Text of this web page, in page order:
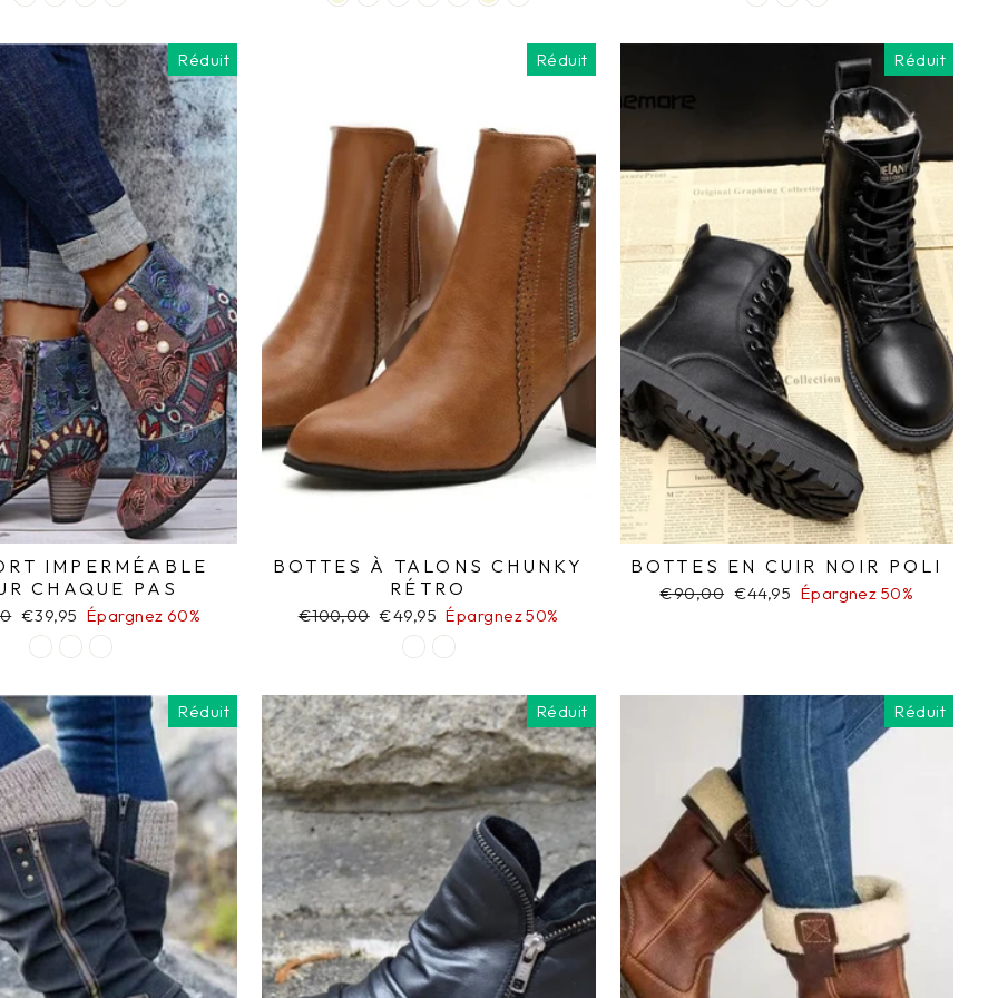
Réduit
IMPERMÉABLE
CHAQUE PAS
Prix
réduit
€39,95 Épargnez 60%
Réduit
BOTTES À TALONS CHUNKY
RÉTRO
Prix
€100,00 Prix
réduit
€49,95 Épargnez 50%
Réduit
BOTTES EN CUIR NOIR POLI
Prix
€90,00 Prix
€44,95 Épargnez 50%
Réduit Réduit Réduit